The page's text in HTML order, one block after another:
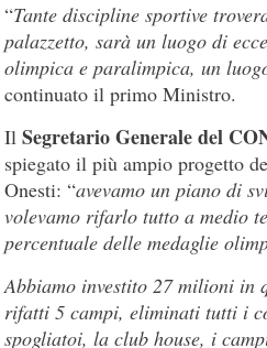
“Tante discipline sportive
palazzetto, sarà un luogo di
olimpica e paralimpica, un
continuato il primo Ministro.
IlSegretario Generale del
spiegato il più ampio progetto
Onesti: “avevamo un piano di
volevamo rifarlo tutto a medio
percentuale delle medaglie
Abbiamo investito 27 milioni in
rifatti 5 campi, eliminati tutti i
spogliatoi, la club house, i